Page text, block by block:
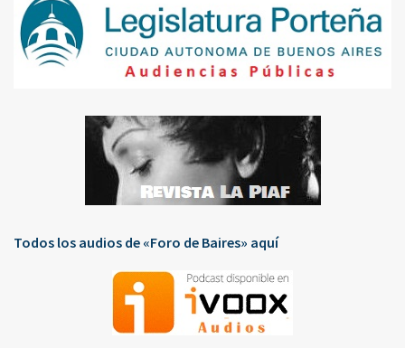
Todos los audios de «Foro de Baires» aquí